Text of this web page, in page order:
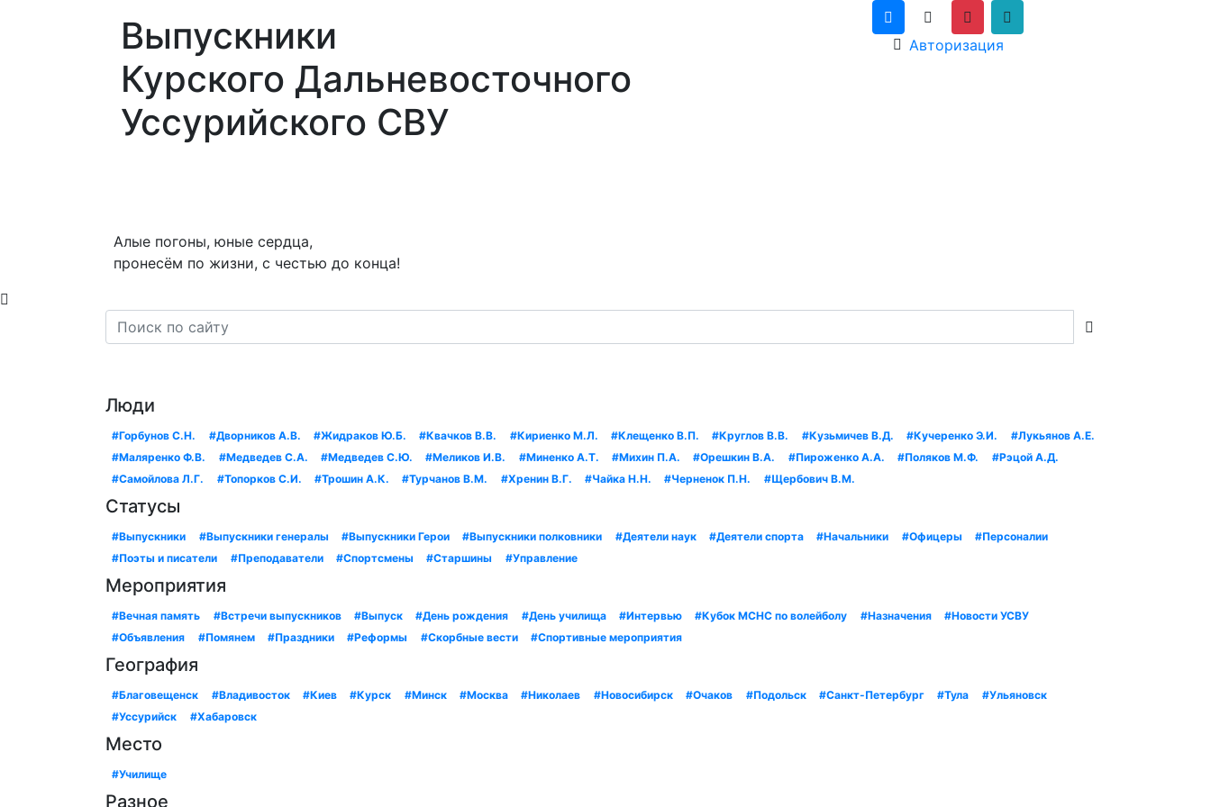
Выпускники
Курского Дальневосточного
Уссурийского СВУ
Авторизация
Алые погоны, юные сердца,
пронесём по жизни, с честью до конца!
Люди
#Горбунов С.Н. #Дворников А.В. #Жидраков Ю.Б. #Квачков В.В. #Кириенко М.Л. #Клещенко В.П. #Круглов В.В. #Кузьмичев В.Д. #Кучеренко Э.И.
#Лукьянов А.Е.
#Маляренко Ф.В.
#Медведев С.А. #Медведев С.Ю. #Меликов И.В. #Миненко А.Т. #Михин П.А. #Орешкин В.А. #Пироженко А.А. #Поляков М.Ф.
#Рэцой А.Д.
#Самойлова Л.Г.
#Топорков С.И. #Трошин А.К. #Турчанов В.М. #Хренин В.Г. #Чайка Н.Н. #Черненок П.Н. #Щербович В.М.
Статусы
#Выпускники #Выпускники генералы #Выпускники Герои #Выпускники полковники #Деятели наук #Деятели спорта #Начальники #Офицеры
#Персоналии
#Поэты и писатели
#Преподаватели #Спортсмены #Старшины #Управление
Мероприятия
#Вечная память #Встречи выпускников #Выпуск #День рождения #День училища #Интервью #Кубок МСНС по волейболу #Назначения
#Новости УСВУ
#Объявления
#Помянем #Праздники #Реформы #Скорбные вести #Спортивные мероприятия
География
#Благовещенск #Владивосток #Киев #Курск #Минск #Москва #Николаев #Новосибирск #Очаков #Подольск #Санкт-Петербург #Тула
#Ульяновск
#Уссурийск
#Хабаровск
Место
#Училище
Разное